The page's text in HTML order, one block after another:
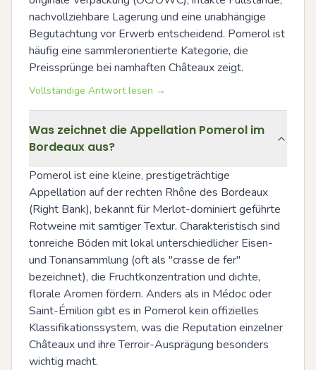
nachvollziehbare Lagerung und eine unabhängige
Begutachtung vor Erwerb entscheidend. Pomerol ist
häufig eine sammlerorientierte Kategorie, die
Preissprünge bei namhaften Châteaux zeigt.
Vollständige Antwort lesen →
Was zeichnet die Appellation Pomerol im
Bordeaux aus?
Pomerol ist eine kleine, prestigeträchtige
Appellation auf der rechten Rhône des Bordeaux
(Right Bank), bekannt für Merlot-dominiert geführte
Rotweine mit samtiger Textur. Charakteristisch sind
tonreiche Böden mit lokal unterschiedlicher Eisen-
und Tonansammlung (oft als "crasse de fer"
bezeichnet), die Fruchtkonzentration und dichte,
florale Aromen fördern. Anders als in Médoc oder
Saint-Émilion gibt es in Pomerol kein offizielles
Klassifikationssystem, was die Reputation einzelner
Châteaux und ihre Terroir-Ausprägung besonders
wichtig macht.